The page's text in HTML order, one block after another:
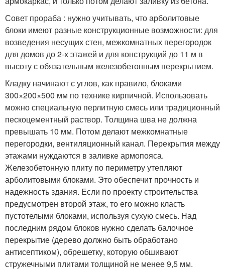
Совет прораба : нужно учитывать, что арболитовые
блоки имеют разные конструкционные возможности: для
возведения несущих стен, межкомнатных перегородок
для домов до 2-х этажей и для конструкций до 11 м в
высоту с обязательным железобетонным перекрытием.
Кладку начинают с углов, как правило, блоками
300×200×500 мм по технике кирпичной. Использовать
можно специальную перлитную смесь или традиционный
пескоцементный раствор. Толщина шва не должна
превышать 10 мм. Потом делают межкомнатные
перегородки, вентиляционный канал. Перекрытия между
этажами нуждаются в заливке армопояса.
Железобетонную плиту по периметру утепляют
арболитовыми блоками. Это обеспечит прочность и
надежность здания. Если по проекту строительства
предусмотрен второй этаж, то его можно класть
пустотелыми блоками, используя сухую смесь. Над
последним рядом блоков нужно сделать балочное
перекрытие (дерево должно быть обработано
антисептиком), обрешетку, которую обшивают
стружечными плитами толщиной не менее 9,5 мм.